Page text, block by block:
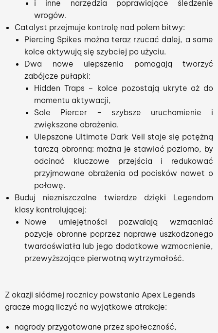
i inne narzędzia poprawiające śledzenie
wrogów.
Catalyst przejmuje kontrolę nad polem bitwy:
Piercing Spikes można teraz rzucać dalej, a same
kolce aktywują się szybciej po użyciu.
Dwa nowe ulepszenia pomagają tworzyć
zabójcze pułapki:
Hidden Traps – kolce pozostają ukryte aż do
momentu aktywacji,
Sole Piercer – szybsze uruchomienie i
zwiększone obrażenia.
Ulepszone Ultimate Dark Veil staje się potężną
tarczą obronną: można je stawiać poziomo, by
odcinać kluczowe przejścia i redukować
przyjmowane obrażenia od pocisków nawet o
połowę.
Buduj niezniszczalne twierdze dzięki Legendom
klasy kontrolującej:
Nowe umiejętności pozwalają wzmacniać
pozycje obronne poprzez naprawę uszkodzonego
twardoświatła lub jego dodatkowe wzmocnienie,
przewyższające pierwotną wytrzymałość.
Z okazji siódmej rocznicy powstania Apex Legends
gracze mogą liczyć na wyjątkowe atrakcje:
nagrody przygotowane przez społeczność,